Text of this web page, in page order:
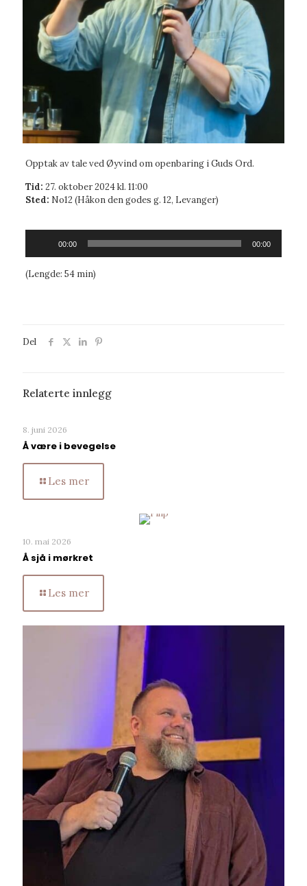
Opptak av tale ved Øyvind om openbaring i Guds Ord.
Tid: 27. oktober 2024 kl. 11:00
Sted: No12 (Håkon den godes g. 12, Levanger)
00:00 00:00
(Lengde: 54 min)
Del
Relaterte innlegg
8. juni 2026
Å være i bevegelse
Les mer
10. mai 2026
Å sjå i mørkret
Les mer